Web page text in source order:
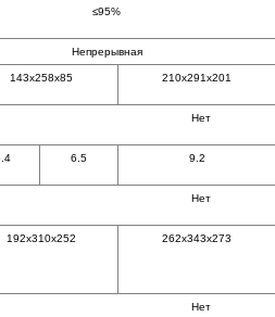
≤95%
Непрерывная
143x258x85 210x291x201
Нет
6.5 9.2
Нет
192x310x252 262x343x273
Нет